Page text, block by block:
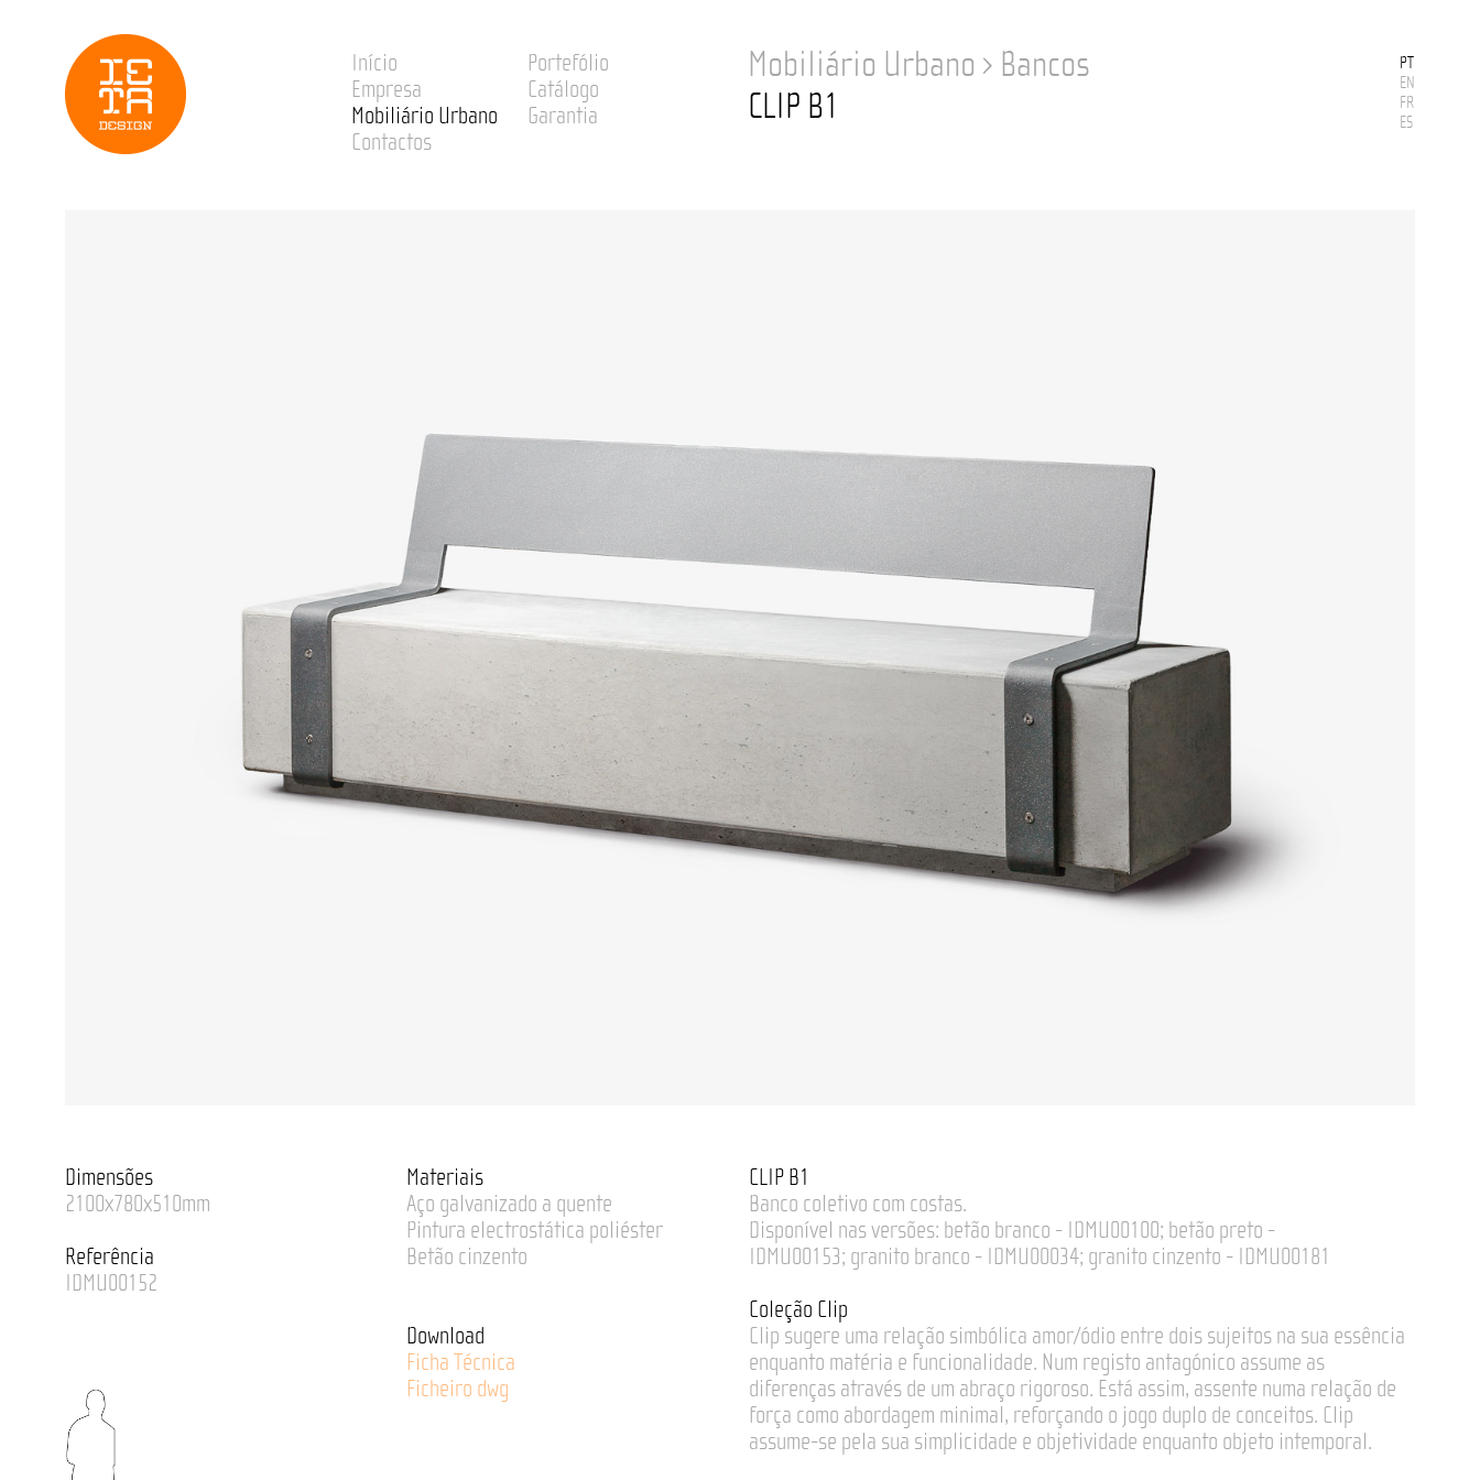
Início
Portefólio
Empresa
Catálogo
Mobiliário Urbano
Garantia
Contactos
Mobiliário Urbano › Bancos
CLIP B1
PT
EN
FR
ES
CLIP B1
Banco coletivo com costas.
Disponível nas versões: betão branco - IDMU00100; betão preto -
IDMU00153; granito branco - IDMU00034; granito cinzento - IDMU00181
Coleção Clip
Clip sugere uma relação simbólica amor/ódio entre dois sujeitos na sua essência
enquanto matéria e funcionalidade. Num registo antagónico assume as
diferenças através de um abraço rigoroso. Está assim, assente numa relação de
força como abordagem minimal, reforçando o jogo duplo de conceitos. Clip
assume-se pela sua simplicidade e objetividade enquanto objeto intemporal.
Dimensões
2100x780x510mm
Referência
IDMU00152
Materiais
Aço galvanizado a quente
Pintura electrostática poliéster
Betão cinzento
Download
Ficha Técnica
Ficheiro dwg